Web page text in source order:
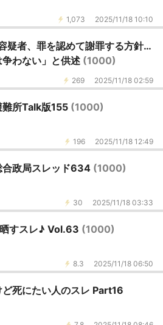
1,073 2025/11/18 10:10
疑者、罪を認めて謝罪する方針…
争わない」と供述 (1000)
269 2025/11/18 02:59
難所Talk版155 (1000)
196 2025/11/18 12:49
合政局スレッド634 (1000)
30 2025/11/18 03:33
すスレ♪ Vol.63 (1000)
8.3 2025/11/18 06:50
死にたい人のスレ Part16